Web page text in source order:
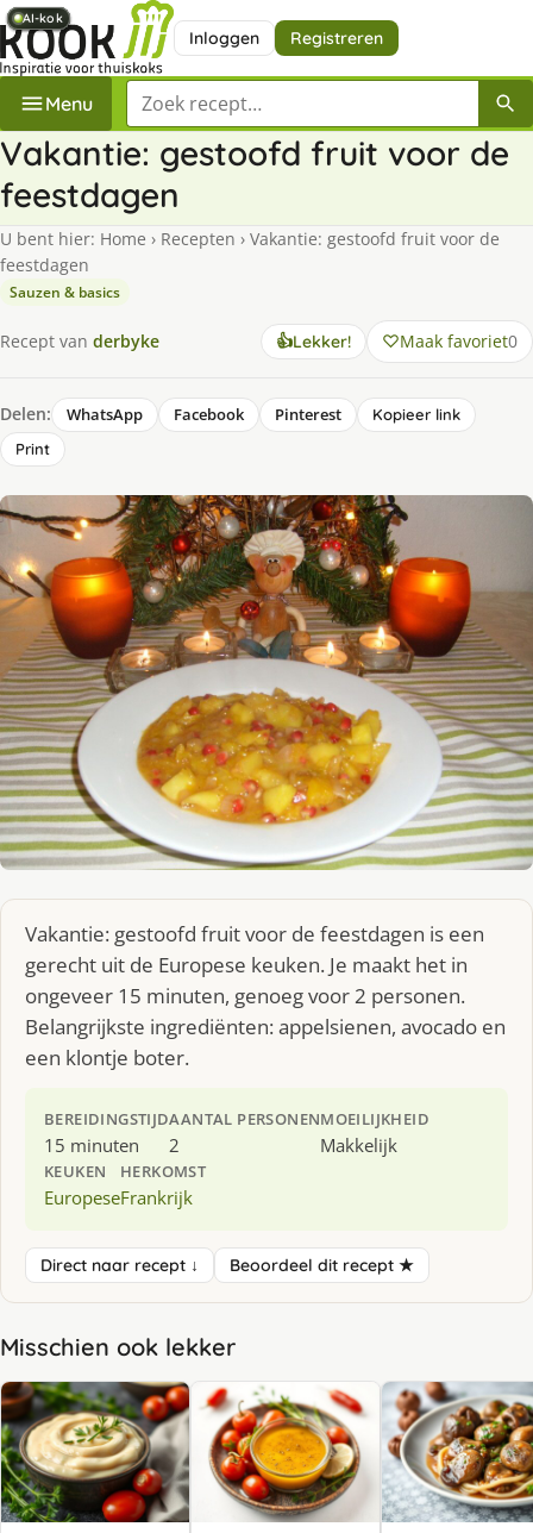
Inloggen Registreren
Menu Zoek een recept
Vakantie: gestoofd fruit voor de
feestdagen
U bent hier: Home › Recepten › Vakantie: gestoofd fruit voor de
feestdagen
Sauzen & basics
Recept van derbyke 👍Lekker! Maak favoriet0
Delen: WhatsApp Facebook Pinterest
Kopieer link
Print
Vakantie: gestoofd fruit voor de feestdagen is een
gerecht uit de Europese keuken. Je maakt het in
ongeveer 15 minuten, genoeg voor 2 personen.
Belangrijkste ingrediënten: appelsienen, avocado en
een klontje boter.
BEREIDINGSTIJD
15 minuten
AANTAL PERSONEN
2
MOEILIJKHEID
Makkelijk
KEUKEN
Europese
HERKOMST
Frankrijk
Direct naar recept ↓ Beoordeel dit recept ★
Misschien ook lekker
AI-kok
AI-kok
AI-kok
AI-kok
AI-kok
AI-kok
AI-kok
AI-kok